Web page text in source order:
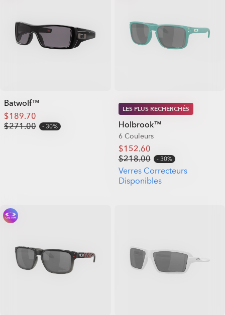
Batwolf™
$189.70
$271.00
30%
LES PLUS RECHERCHÉS
Holbrook™
6 Couleurs
$152.60
$218.00
30%
Verres Correcteurs
Disponibles